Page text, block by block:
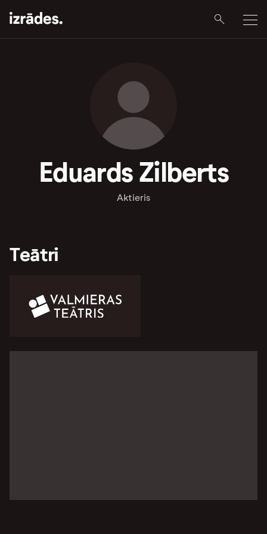
Eduards Zilberts
Aktieris
Teātri